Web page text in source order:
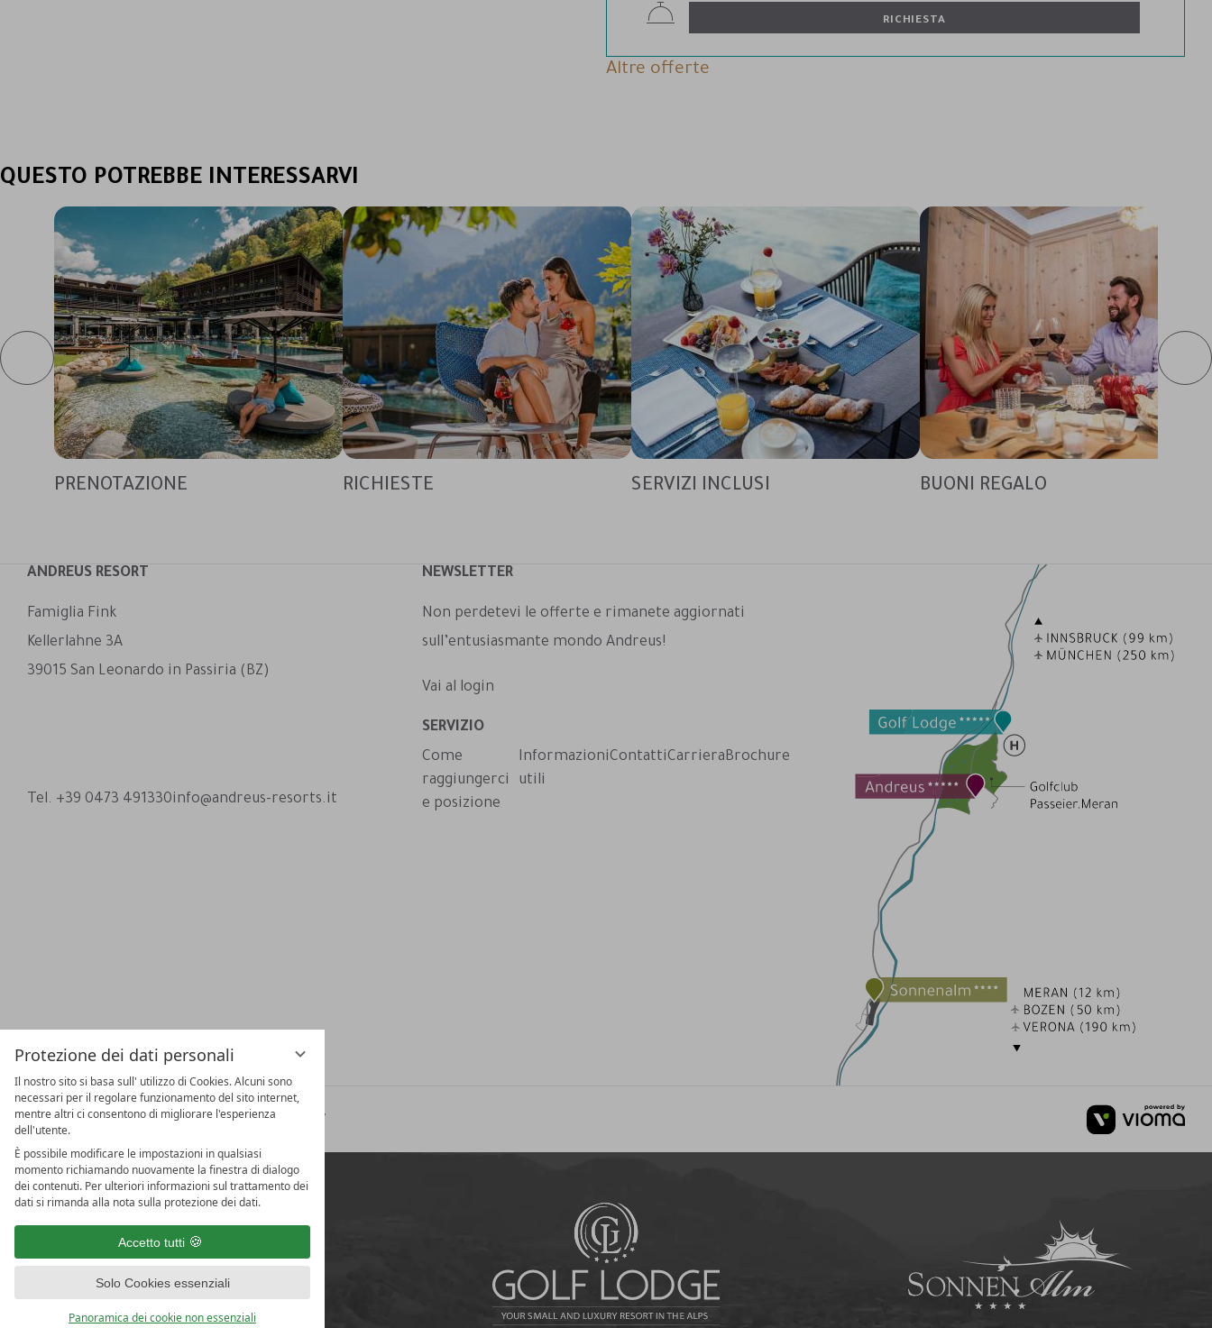
Protezione dei dati personali
Il nostro sito si basa sull' utilizzo di Cookies. Alcuni sono
necessari per il regolare funzionamento del sito internet,
mentre altri ci consentono di migliorare l'esperienza
dell'utente.
È possibile modificare le impostazioni in qualsiasi
momento richiamando nuovamente la finestra di dialogo
dei contenuti. Per ulteriori informazioni sul trattamento dei
dati si rimanda alla nota sulla protezione dei dati.
Accetto tutti
Solo Cookies essenziali
Panoramica dei cookie non essenziali
RICHIESTA
Altre offerte
QUESTO POTREBBE INTERESSARVI
PRENOTAZIONE RICHIESTE SERVIZI INCLUSI BUONI REGALO
ANDREUS RESORT
Famiglia Fink
Kellerlahne 3A
39015 San Leonardo in Passiria (BZ)
Tel. +39 0473 491330info@andreus-resorts.it
NEWSLETTER
Non perdetevi le offerte e rimanete aggiornati
sull’entusiasmante mondo Andreus!
Vai al login
SERVIZIO
Come
raggiungerci
e posizione
Informazioni
utili
ContattiCarrieraBrochure
Note legaliProtezione dei datiImpostazioni privacy